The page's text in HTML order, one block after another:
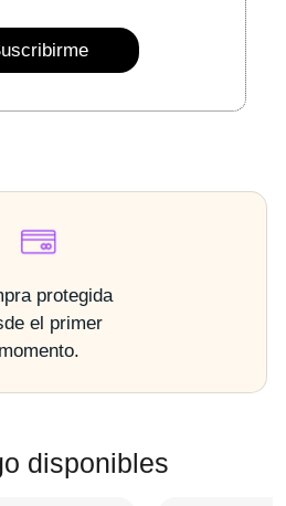
protegida
el primer
momento.
disponibles